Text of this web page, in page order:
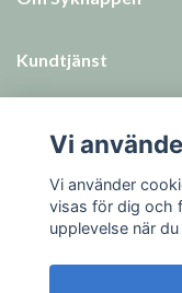
Kundtjänst
Sociala medier
Vi
Vi använder
visas för dig och
upplevelse när